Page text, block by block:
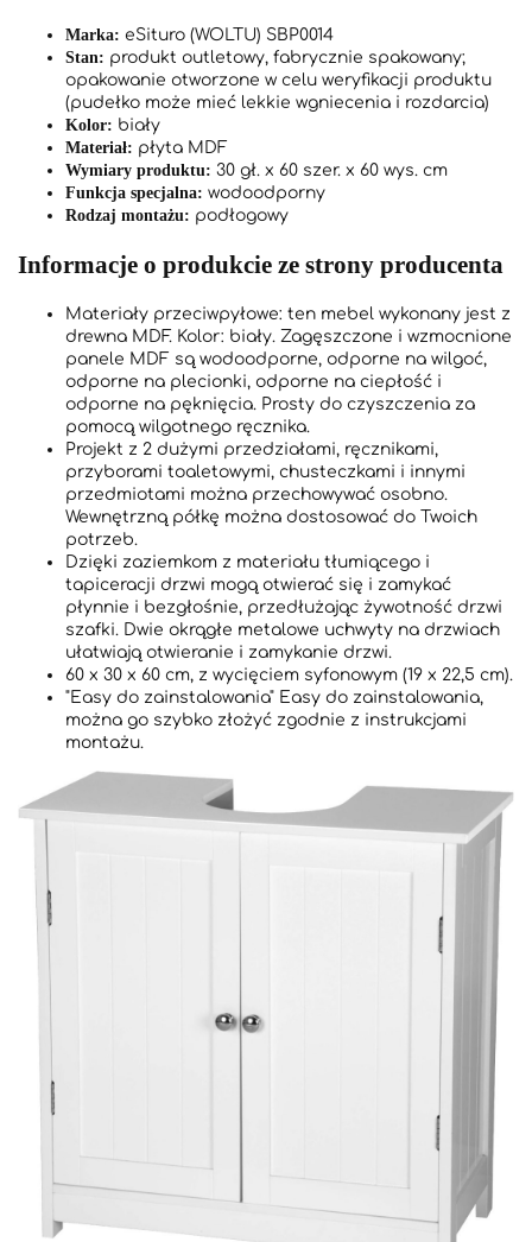
Marka: eSituro (WOLTU) SBP0014
Stan: produkt outletowy, fabrycznie spakowany;
opakowanie otworzone w celu weryfikacji produktu
(pudełko może mieć lekkie wgniecenia i rozdarcia)
Kolor: biały
Materiał: płyta MDF
Wymiary produktu: 30 gł. x 60 szer. x 60 wys. cm
Funkcja specjalna: wodoodporny
Rodzaj montażu: podłogowy
Informacje o produkcie ze strony producenta
Materiały przeciwpyłowe: ten mebel wykonany jest z
drewna MDF. Kolor: biały. Zagęszczone i wzmocnione
panele MDF są wodoodporne, odporne na wilgoć,
odporne na plecionki, odporne na ciepłość i
odporne na pęknięcia. Prosty do czyszczenia za
pomocą wilgotnego ręcznika.
Projekt z 2 dużymi przedziałami, ręcznikami,
przyborami toaletowymi, chusteczkami i innymi
przedmiotami można przechowywać osobno.
Wewnętrzną półkę można dostosować do Twoich
potrzeb.
Dzięki zaziemkom z materiału tłumiącego i
tapiceracji drzwi mogą otwierać się i zamykać
płynnie i bezgłośnie, przedłużając żywotność drzwi
szafki. Dwie okrągłe metalowe uchwyty na drzwiach
ułatwiają otwieranie i zamykanie drzwi.
60 x 30 x 60 cm, z wycięciem syfonowym (19 x 22,5 cm).
"Easy do zainstalowania" Easy do zainstalowania,
można go szybko złożyć zgodnie z instrukcjami
montażu.